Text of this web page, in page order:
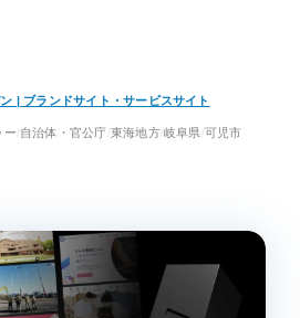
| ブランドサイト・サービスサイト
ー 自治体・官公庁 東海地方 岐阜県 可児市